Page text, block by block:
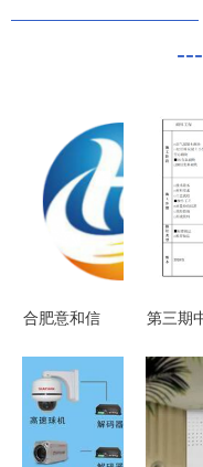
合肥意和信
成就智能楼
宇的智能血
脉，专业综
第三期
程实施
智能楼
合布线